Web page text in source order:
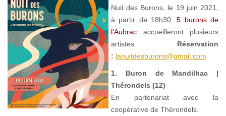
Nuit des Burons, le 19 juin 2021,
à partir de 18h30.5 burons de
l'Aubrac accueilleront plusieurs
artistes. Réservation
: lanuitdesburons@gmail.com
1. Buron de Mandilhac |
Thérondels (12)
En partenariat avec la
coopérative de Thérondels.